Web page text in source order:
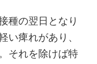
種の翌日となり
い痺れがあり、
それを除けば特